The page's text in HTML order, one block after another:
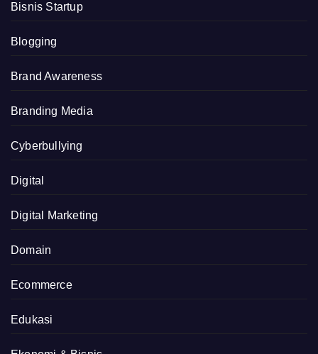
Bisnis Startup
Blogging
Brand Awareness
Branding Media
Cyberbullying
Digital
Digital Marketing
Domain
Ecommerce
Edukasi